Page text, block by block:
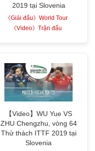
2019 tại Slovenia
《Giải đấu》World Tour
《Video》Trận đấu
【Video】WU Yue VS
ZHU Chengzhu, vòng 64
Thử thách ITTF 2019 tại
Slovenia